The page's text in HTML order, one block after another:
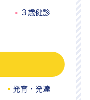
３歳健診
発育・発達